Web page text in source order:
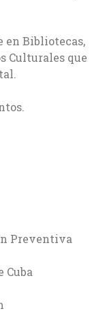
Bibliotecas,
Culturales que
Preventiva
Cuba